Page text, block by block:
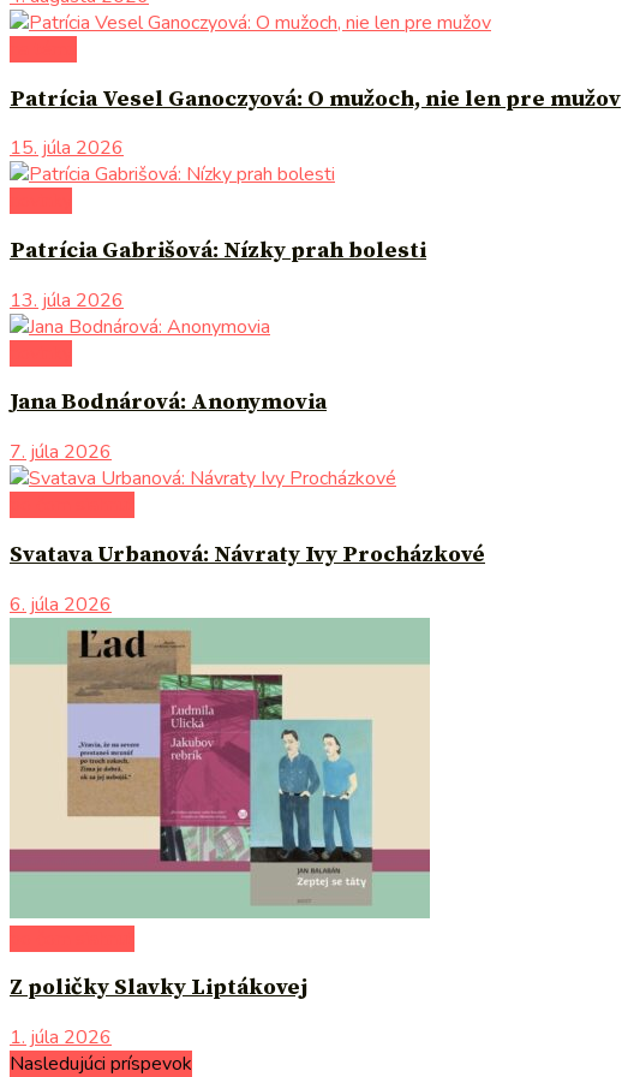
Patrícia Vesel Ganoczyová: O mužoch, nie len pre mužov
15. júla 2026
Patrícia Gabrišová: Nízky prah bolesti
13. júla 2026
Jana Bodnárová: Anonymovia
7. júla 2026
Svatava Urbanová: Návraty Ivy Procházkové
6. júla 2026
Z poličky Slavky Liptákovej
1. júla 2026
Nasledujúci príspevok